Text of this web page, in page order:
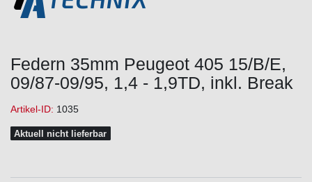
Federn 35mm Peugeot 405 15/B/E,
09/87-09/95, 1,4 - 1,9TD, inkl. Break
Artikel-ID: 1035
Aktuell nicht lieferbar